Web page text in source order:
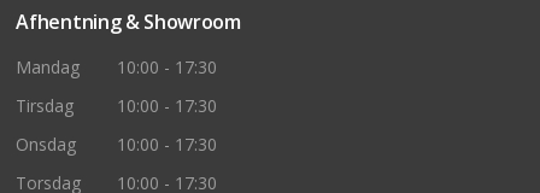
Afhentning & Showroom
Mandag
10:00 - 17:30
Tirsdag
10:00 - 17:30
Onsdag
10:00 - 17:30
Torsdag
10:00 - 17:30